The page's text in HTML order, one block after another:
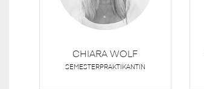
CHIARA WOLF
SEMESTERPRAKTIKANTIN